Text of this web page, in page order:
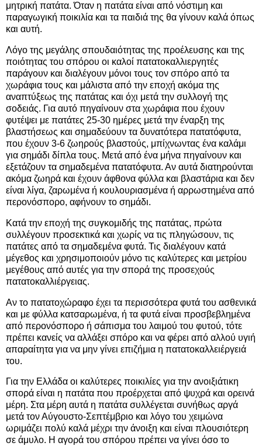
μητρική πατάτα. Όταν η πατάτα είναι από νόστιμη και
παραγωγική ποικιλία και τα παιδιά της θα γίνουν καλά όπως
και αυτή.
Λόγο της μεγάλης σπουδαιότητας της προέλευσης και της
ποιότητας του σπόρου οι καλοί πατατοκαλλιεργητές
παράγουν και διαλέγουν μόνοι τους τον σπόρο από τα
χωράφια τους και μάλιστα από την εποχή ακόμα της
αναπτύξεως της πατάτας και όχι μετά την συλλογή της
σοδειάς. Για αυτό πηγαίνουν στα χωράφια που έχουν
φυτέψει με πατάτες 25-30 ημέρες μετά την έναρξη της
βλαστήσεως και σημαδεύουν τα δυνατότερα πατατόφυτα,
που έχουν 3-6 ζωηρούς βλαστούς, μπίχνωντας ένα καλάμι
για σημάδι δίπλα τους. Μετά από ένα μήνα πηγαίνουν και
εξετάζουν τα σημαδεμένα πατατόφυτα. Αν αυτά διατηρούνται
ακόμα ζωηρά και έχουν άφθονα φύλλα και βλαστάρια και δεν
είναι λίγα, ζαρωμένα ή κουλουριασμένα ή αρρωστημένα από
περονόσπορο, αφήνουν το σημάδι.
Κατά την εποχή της συγκομιδής της πατάτας, πρώτα
συλλέγουν προσεκτικά και χωρίς να τις πληγώσουν, τις
πατάτες από τα σημαδεμένα φυτά. Τις διαλέγουν κατά
μέγεθος και χρησιμοποιούν μόνο τις καλύτερες και μετρίου
μεγέθους από αυτές για την σπορά της προσεχούς
πατατοκαλλιέργειας.
Αν το πατατοχώραφο έχει τα περισσότερα φυτά του ασθενικά
και με φύλλα κατσαρωμένα, ή τα φυτά είναι προσβεβλημένα
από περονόσπορο ή σάπισμα του λαιμού του φυτού, τότε
πρέπει κανείς να αλλάξει σπόρο και να φέρει από αλλού υγιή
απαραίτητα για να μην γίνει επιζήμια η πατατοκαλλειέργειά
του.
Για την Ελλάδα οι καλύτερες ποικιλίες για την ανοιξιάτικη
σπορά είναι η πατάτα που προέρχεται από ψυχρά και ορεινά
μέρη. Στα μέρη αυτά η πατάτα συλλέγεται συνήθως αργά
μετά τον Αύγουστο-Σεπτέμβριο και λόγο του χειμώνα
ωριμάζει πολύ καλά μέχρι την άνοιξη και είναι πλουσιότερη
σε άμυλο. Η αγορά του σπόρου πρέπει να γίνει όσο το